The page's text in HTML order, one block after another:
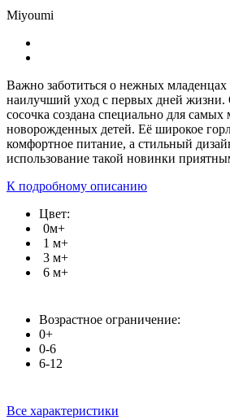
Miyoumi
Важно заботиться о нежных младенцах
наилучший уход с первых дней жизни.
сосочка создана специально для самых
новорожденных детей. Её широкое
комфортное питание, а стильный
использование такой новинки
К подробному описанию
Цвет:
0м+
1 м+
3 м+
6 м+
Возрастное ограничение:
0+
0-6
6-12
Все характеристики